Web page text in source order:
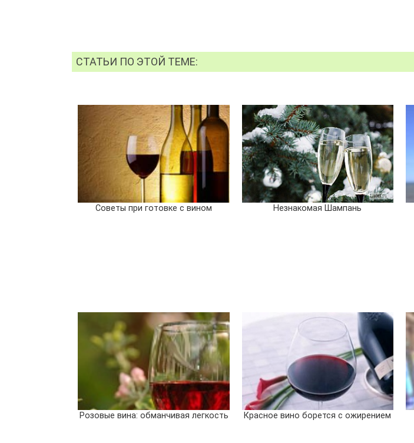
СТАТЬИ ПО ЭТОЙ ТЕМЕ:
Советы при готовке с вином Незнакомая Шампань
Розовые вина: обманчивая легкость Красное вино борется с ожирением